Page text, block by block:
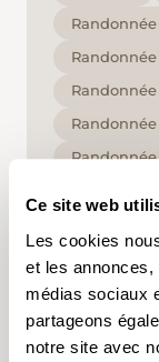
Ce site web
Les cookies
et les
médias sociaux
partageons
notre site avec
Randonnée
En cliquant
votre compte
adaptés à
peuvent être
d'utilisateur.